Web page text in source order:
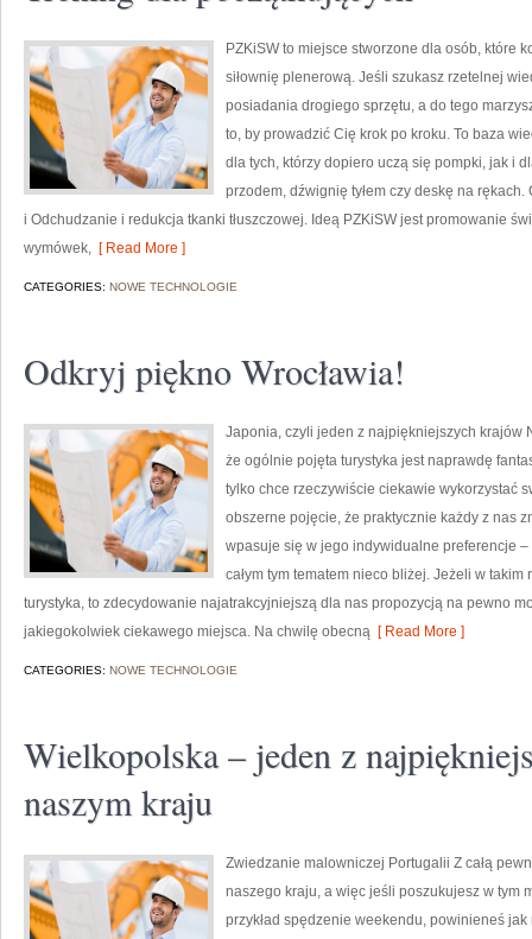
PZKiSW to miejsce stworzone dla osób, które
siłownię plenerową. Jeśli szukasz rzetelnej
posiadania drogiego sprzętu, a do tego
to, by prowadzić Cię krok po kroku. To baza
dla tych, którzy dopiero uczą się pompki, jak i
przodem, dźwignię tyłem czy deskę na
i Odchudzanie i redukcja tkanki tłuszczowej. Ideą PZKiSW jest promowanie
wymówek, [ Read More ]
CATEGORIES: NOWE TECHNOLOGIE
Odkryj piękno Wrocławia!
Japonia, czyli jeden z najpiękniejszych krajów
że ogólnie pojęta turystyka jest naprawdę
tylko chce rzeczywiście ciekawie wykorzystać
obszerne pojęcie, że praktycznie każdy z nas
wpasuje się w jego indywidualne preferencje
całym tym tematem nieco bliżej. Jeżeli w
turystyka, to zdecydowanie najatrakcyjniejszą dla nas propozycją na pewno
jakiegokolwiek ciekawego miejsca. Na chwilę obecną [ Read More ]
CATEGORIES: NOWE TECHNOLOGIE
Wielkopolska – jeden z
naszym kraju
Zwiedzanie malowniczej Portugalii Z całą
naszego kraju, a więc jeśli poszukujesz w tym
przykład spędzenie weekendu, powinieneś